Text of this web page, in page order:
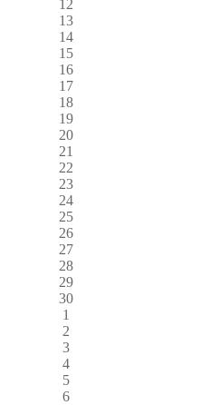
12
13
14
15
16
17
18
19
20
21
22
23
24
25
26
27
28
29
30
1
2
3
4
5
6